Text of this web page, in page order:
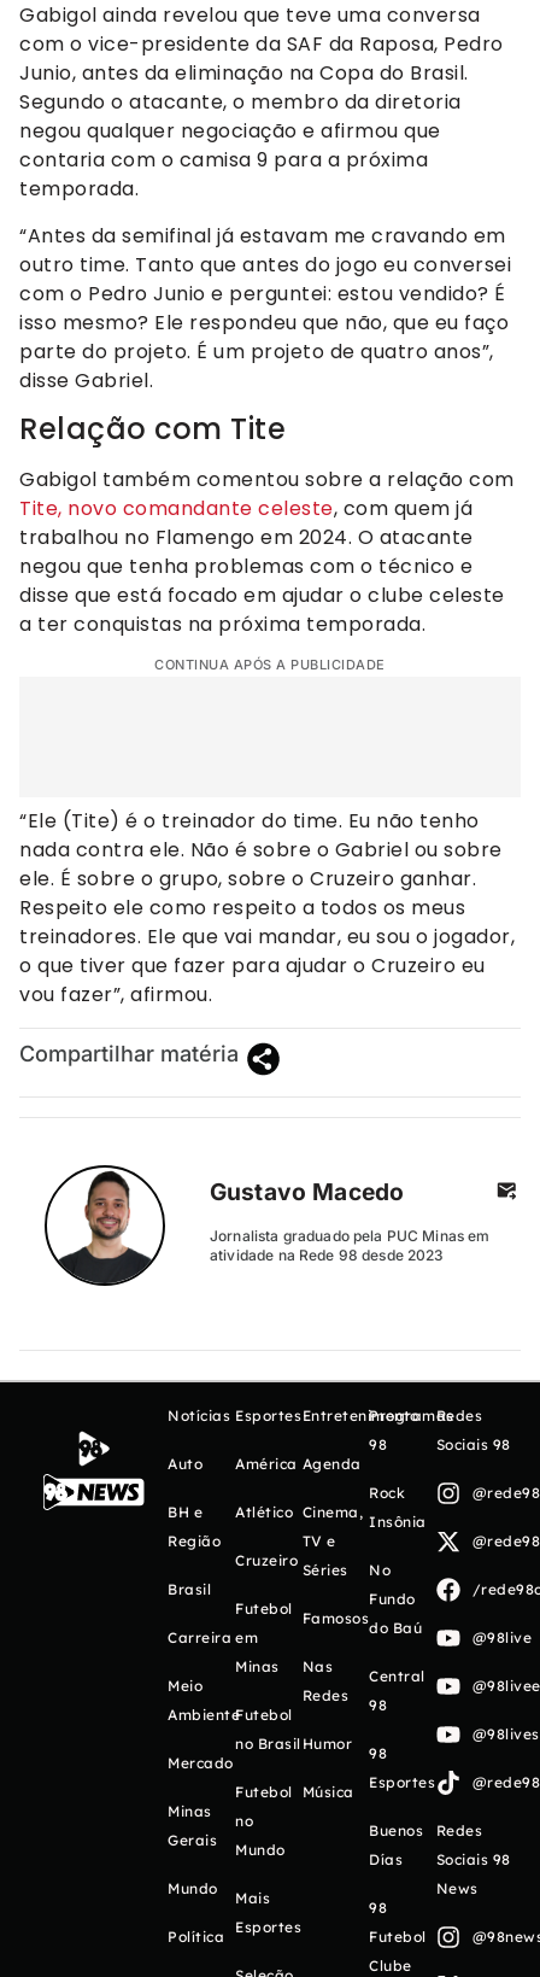
Gabigol ainda revelou que teve uma conversa
com o vice-presidente da SAF da Raposa, Pedro
Junio, antes da eliminação na Copa do Brasil.
Segundo o atacante, o membro da diretoria
negou qualquer negociação e afirmou que
contaria com o camisa 9 para a próxima
temporada.
“Antes da semifinal já estavam me cravando em
outro time. Tanto que antes do jogo eu conversei
com o Pedro Junio e perguntei: estou vendido? É
isso mesmo? Ele respondeu que não, que eu faço
parte do projeto. É um projeto de quatro anos”,
disse Gabriel.
Relação com Tite
Gabigol também comentou sobre a relação com
Tite, novo comandante celeste, com quem já
trabalhou no Flamengo em 2024. O atacante
negou que tenha problemas com o técnico e
disse que está focado em ajudar o clube celeste
a ter conquistas na próxima temporada.
CONTINUA APÓS A PUBLICIDADE
“Ele (Tite) é o treinador do time. Eu não tenho
nada contra ele. Não é sobre o Gabriel ou sobre
ele. É sobre o grupo, sobre o Cruzeiro ganhar.
Respeito ele como respeito a todos os meus
treinadores. Ele que vai mandar, eu sou o jogador,
o que tiver que fazer para ajudar o Cruzeiro eu
vou fazer”, afirmou.
Compartilhar matéria
Gustavo Macedo
Jornalista graduado pela PUC Minas em
atividade na Rede 98 desde 2023
Notícias
Auto
BH e
Região
Brasil
Carreira
Meio
Ambiente
Mercado
Minas
Gerais
Mundo
Política
Esportes
América
Atlético
Cruzeiro
Futebol
em
Minas
Futebol
no Brasil
Futebol
no
Mundo
Mais
Esportes
Entretenimento
Agenda
Cinema,
TV e
Séries
Famosos
Nas
Redes
Humor
Música
Programas
98
Rock
Insônia
No
Fundo
do Baú
Central
98
98
Esportes
Buenos
Días
98
Futebol
Clube
Redes
Sociais 98
/
@98live
Redes
Sociais 98
News